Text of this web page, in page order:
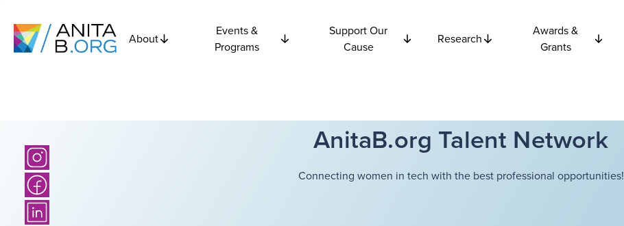
About
Events &
Programs
Support Our
Cause
Research
Awards &
Grants
AnitaB.org Talent Network
Connecting women in tech with the best professional opportunities!